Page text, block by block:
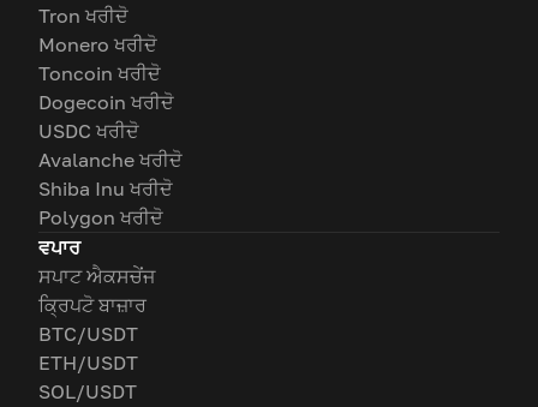
Tron ਖਰੀਦੋ
Monero ਖਰੀਦੋ
Toncoin ਖਰੀਦੋ
Dogecoin ਖਰੀਦੋ
USDC ਖਰੀਦੋ
Avalanche ਖਰੀਦੋ
Shiba Inu ਖਰੀਦੋ
Polygon ਖਰੀਦੋ
ਵਪਾਰ
ਸਪਾਟ ਐਕਸਚੇਂਜ
ਕ੍ਰਿਪਟੋ ਬਾਜ਼ਾਰ
BTC/USDT
ETH/USDT
SOL/USDT